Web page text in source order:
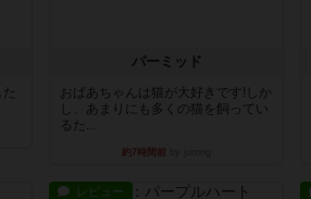
パーミッド
おばあちゃんは猫が大好きです!しか
し、あまりにも多くの猫を飼ってい
るた...
約7時間前
レビュー